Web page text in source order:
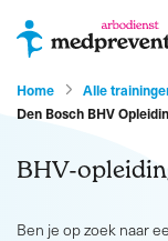
Home Alle
Den Bosch BHV
BHV-
Ben je op zoek naar